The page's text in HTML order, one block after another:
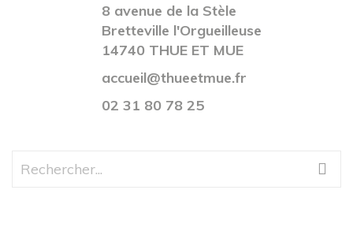
8 avenue de la Stèle
Bretteville l'Orgueilleuse
14740 THUE ET MUE
accueil@thueetmue.fr
02 31 80 78 25